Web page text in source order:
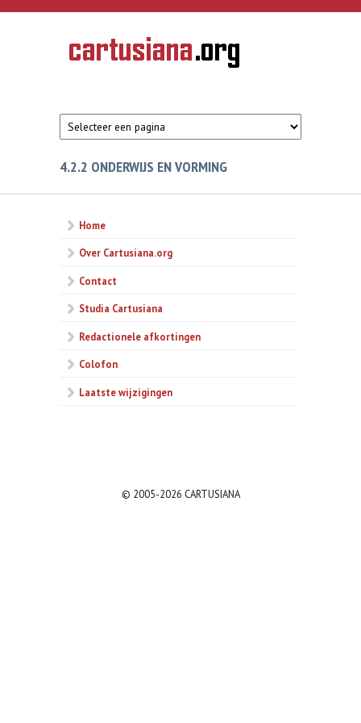
Overslaan en naar de inhoud gaan
CARTUSIANA
Geschiedenis
van de
4.2.2 ONDERWIJS EN VORMING
Home
Over Cartusiana.org
Contact
Studia Cartusiana
Redactionele afkortingen
Colofon
Laatste wijzigingen
© 2005-2026 CARTUSIANA